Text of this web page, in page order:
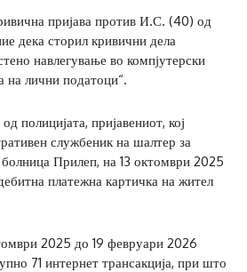
пријава против И.С. (40) од
дека сторил кривични дела
навлегување во компјутерски
на лични податоци“.
полицијата, пријавениот, кој
службеник на шалтер за
Прилеп, на 13 октомври 2025
платежна картичка на жител
2025 до 19 февруари 2026
71 интернет трансакција, при што